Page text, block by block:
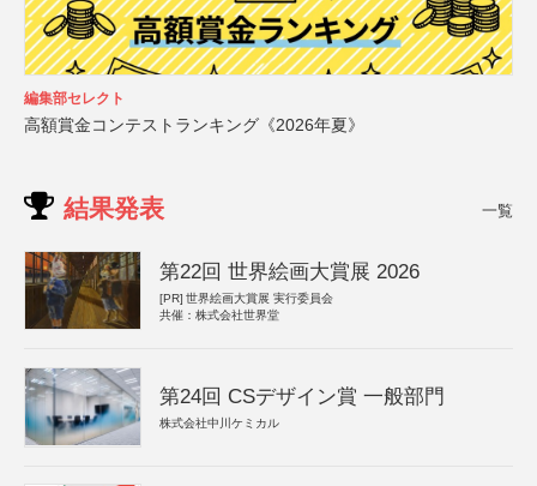
編集部セレクト
高額賞金コンテストランキング《2026年夏》
結果発表 一覧
第22回 世界絵画大賞展 2026
[PR] 世界絵画大賞展 実行委員会
共催：株式会社世界堂
第24回 CSデザイン賞 一般部門
株式会社中川ケミカル